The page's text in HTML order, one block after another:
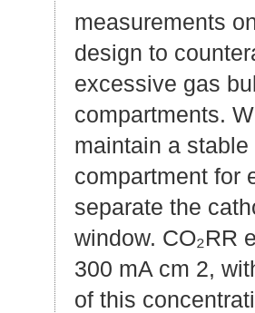
measurements
design to
excessive gas
compartments.
maintain a
compartment for
separate the
window. CO₂RR
300 mA cm 2,
of this